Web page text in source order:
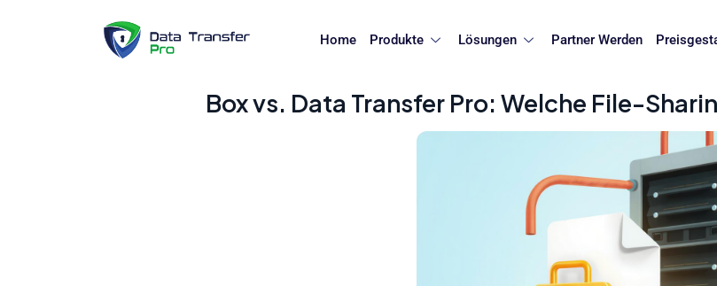
Home Produkte Lösungen Partner Werden
Box vs. Data Transfer Pro: Welche File-